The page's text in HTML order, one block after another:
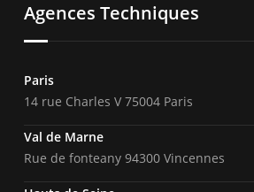
Agences Techniques
Paris
14 rue Charles V 75004 Paris
Val de Marne
Rue de fonteany 94300 Vincennes